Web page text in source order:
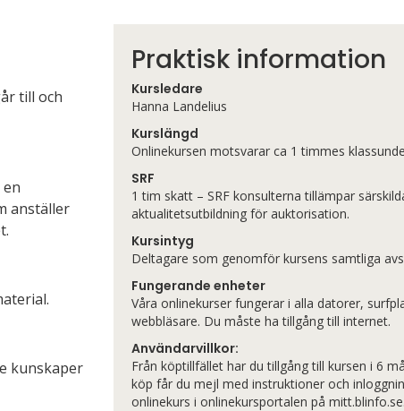
till och
anställer
kunskaper
Praktisk information
Kursledare
Hanna Landelius
Kurslängd
Onlinekursen motsvarar ca 1 timmes
SRF
1 tim skatt – SRF konsulterna tillämpar
aktualitetsutbildning för auktorisation.
Kursintyg
Deltagare som genomför kursens samtliga
Fungerande enheter
Våra onlinekurser fungerar i alla datorer,
webbläsare. Du måste ha tillgång till internet.
Användarvillkor:
Från köptillfället har du tillgång till kursen i 6
köp får du mejl med instruktioner och
onlinekurs i onlinekursportalen på mitt.blinfo.se.